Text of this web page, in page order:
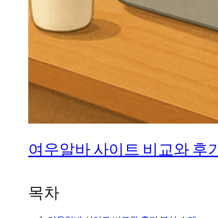
여우알바 사이트 비교와 후
목차